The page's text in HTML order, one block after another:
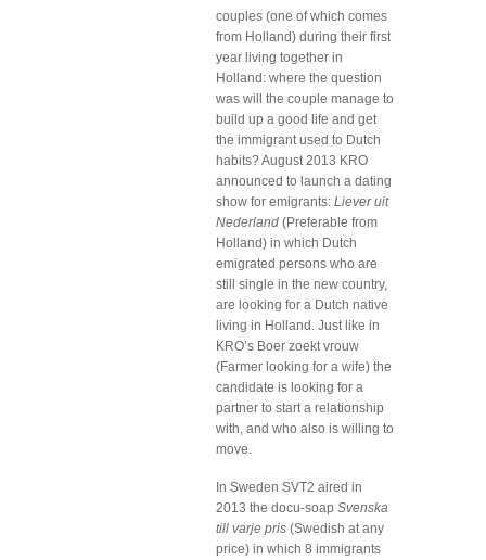
couples (one of which comes
from Holland) during their first
year living together in
Holland: where the question
was will the couple manage to
build up a good life and get
the immigrant used to Dutch
habits? August 2013 KRO
announced to launch a dating
show for emigrants: Liever uit
Nederland (Preferable from
Holland) in which Dutch
emigrated persons who are
still single in the new country,
are looking for a Dutch native
living in Holland. Just like in
KRO’s Boer zoekt vrouw
(Farmer looking for a wife) the
candidate is looking for a
partner to start a relationship
with, and who also is willing to
move.
In Sweden SVT2 aired in
2013 the docu-soap Svenska
till varje pris (Swedish at any
price) in which 8 immigrants